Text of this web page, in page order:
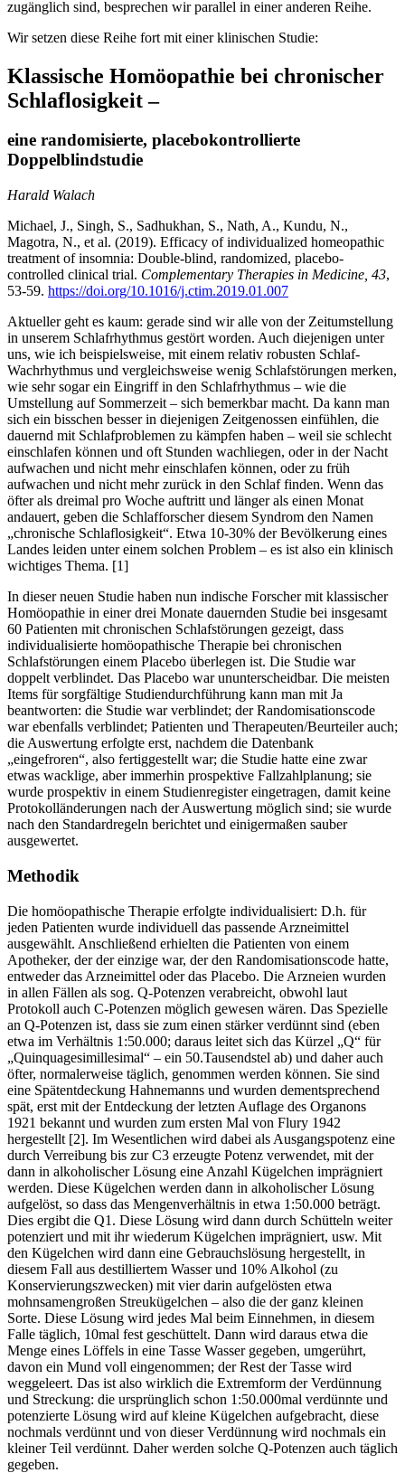
zugänglich sind, besprechen wir parallel in einer anderen Reihe.
Wir setzen diese Reihe fort mit einer klinischen Studie:
Klassische Homöopathie bei chronischer
Schlaflosigkeit –
eine randomisierte, placebokontrollierte
Doppelblindstudie
Harald Walach
Michael, J., Singh, S., Sadhukhan, S., Nath, A., Kundu, N.,
Magotra, N., et al. (2019). Efficacy of individualized homeopathic
treatment of insomnia: Double-blind, randomized, placebo-
controlled clinical trial. Complementary Therapies in Medicine, 43,
53-59. https://doi.org/10.1016/j.ctim.2019.01.007
Aktueller geht es kaum: gerade sind wir alle von der Zeitumstellung
in unserem Schlafrhythmus gestört worden. Auch diejenigen unter
uns, wie ich beispielsweise, mit einem relativ robusten Schlaf-
Wachrhythmus und vergleichsweise wenig Schlafstörungen merken,
wie sehr sogar ein Eingriff in den Schlafrhythmus – wie die
Umstellung auf Sommerzeit – sich bemerkbar macht. Da kann man
sich ein bisschen besser in diejenigen Zeitgenossen einfühlen, die
dauernd mit Schlafproblemen zu kämpfen haben – weil sie schlecht
einschlafen können und oft Stunden wachliegen, oder in der Nacht
aufwachen und nicht mehr einschlafen können, oder zu früh
aufwachen und nicht mehr zurück in den Schlaf finden. Wenn das
öfter als dreimal pro Woche auftritt und länger als einen Monat
andauert, geben die Schlafforscher diesem Syndrom den Namen
„chronische Schlaflosigkeit“. Etwa 10-30% der Bevölkerung eines
Landes leiden unter einem solchen Problem – es ist also ein klinisch
wichtiges Thema. [1]
In dieser neuen Studie haben nun indische Forscher mit klassischer
Homöopathie in einer drei Monate dauernden Studie bei insgesamt
60 Patienten mit chronischen Schlafstörungen gezeigt, dass
individualisierte homöopathische Therapie bei chronischen
Schlafstörungen einem Placebo überlegen ist. Die Studie war
doppelt verblindet. Das Placebo war ununterscheidbar. Die meisten
Items für sorgfältige Studiendurchführung kann man mit Ja
beantworten: die Studie war verblindet; der Randomisationscode
war ebenfalls verblindet; Patienten und Therapeuten/Beurteiler auch;
die Auswertung erfolgte erst, nachdem die Datenbank
„eingefroren“, also fertiggestellt war; die Studie hatte eine zwar
etwas wacklige, aber immerhin prospektive Fallzahlplanung; sie
wurde prospektiv in einem Studienregister eingetragen, damit keine
Protokolländerungen nach der Auswertung möglich sind; sie wurde
nach den Standardregeln berichtet und einigermaßen sauber
ausgewertet.
Methodik
Die homöopathische Therapie erfolgte individualisiert: D.h. für
jeden Patienten wurde individuell das passende Arzneimittel
ausgewählt. Anschließend erhielten die Patienten von einem
Apotheker, der der einzige war, der den Randomisationscode hatte,
entweder das Arzneimittel oder das Placebo. Die Arzneien wurden
in allen Fällen als sog. Q-Potenzen verabreicht, obwohl laut
Protokoll auch C-Potenzen möglich gewesen wären. Das Spezielle
an Q-Potenzen ist, dass sie zum einen stärker verdünnt sind (eben
etwa im Verhältnis 1:50.000; daraus leitet sich das Kürzel „Q“ für
„Quinquagesimillesimal“ – ein 50.Tausendstel ab) und daher auch
öfter, normalerweise täglich, genommen werden können. Sie sind
eine Spätentdeckung Hahnemanns und wurden dementsprechend
spät, erst mit der Entdeckung der letzten Auflage des Organons
1921 bekannt und wurden zum ersten Mal von Flury 1942
hergestellt [2]. Im Wesentlichen wird dabei als Ausgangspotenz eine
durch Verreibung bis zur C3 erzeugte Potenz verwendet, mit der
dann in alkoholischer Lösung eine Anzahl Kügelchen imprägniert
werden. Diese Kügelchen werden dann in alkoholischer Lösung
aufgelöst, so dass das Mengenverhältnis in etwa 1:50.000 beträgt.
Dies ergibt die Q1. Diese Lösung wird dann durch Schütteln weiter
potenziert und mit ihr wiederum Kügelchen imprägniert, usw. Mit
den Kügelchen wird dann eine Gebrauchslösung hergestellt, in
diesem Fall aus destilliertem Wasser und 10% Alkohol (zu
Konservierungszwecken) mit vier darin aufgelösten etwa
mohnsamengroßen Streukügelchen – also die der ganz kleinen
Sorte. Diese Lösung wird jedes Mal beim Einnehmen, in diesem
Falle täglich, 10mal fest geschüttelt. Dann wird daraus etwa die
Menge eines Löffels in eine Tasse Wasser gegeben, umgerührt,
davon ein Mund voll eingenommen; der Rest der Tasse wird
weggeleert. Das ist also wirklich die Extremform der Verdünnung
und Streckung: die ursprünglich schon 1:50.000mal verdünnte und
potenzierte Lösung wird auf kleine Kügelchen aufgebracht, diese
nochmals verdünnt und von dieser Verdünnung wird nochmals ein
kleiner Teil verdünnt. Daher werden solche Q-Potenzen auch täglich
gegeben.